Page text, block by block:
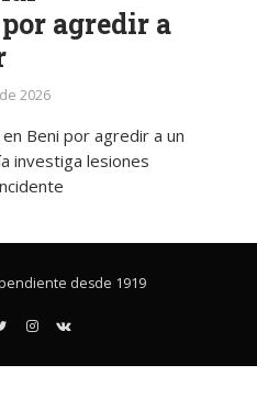
agredir a
2026
Beni por agredir a un
investiga lesiones
desde 1919